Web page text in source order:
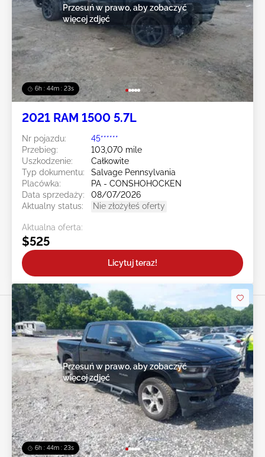
6h : 44m : 20s
Przesuń w prawo, aby zobaczyć
więcej zdjęć
2021 RAM 1500 5.7L
Nr pojazdu:
45******
Przebieg:
103,070 mile
Uszkodzenie:
Całkowite
Typ dokumentu:
Salvage Pennsylvania
Placówka:
PA - CONSHOHOCKEN
Data sprzedaży:
08/07/2026
Aktualny status:
Nie złożyłeś oferty
Aktualna oferta:
$525
Licytuj teraz!
6h : 44m : 20s
Przesuń w prawo, aby zobaczyć
więcej zdjęć